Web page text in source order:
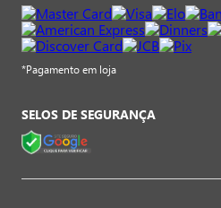
*Pagamento em loja
SELOS DE SEGURANÇA